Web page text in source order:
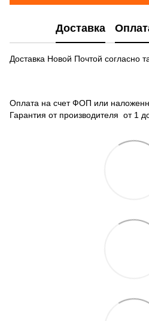
Доставка
Доставка Новой Почтой согласно
Оплата на счет ФОП или
Гарантия от производителя от 1